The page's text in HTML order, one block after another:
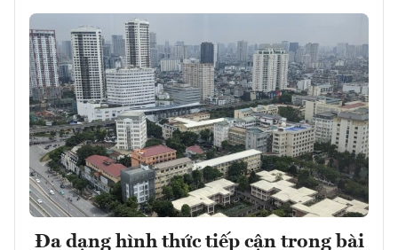
Đa dạng hình thức tiếp cận trong bài